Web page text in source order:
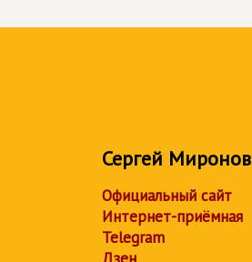
Сергей Миронов
Официальный сайт
Интернет-приёмная
Telegram